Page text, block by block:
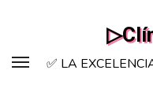
contenido
✅ LA